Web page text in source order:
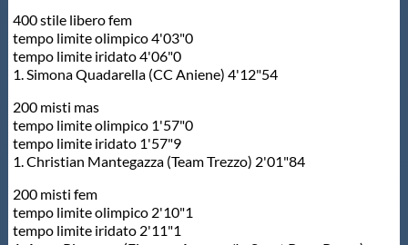
400 stile libero fem
tempo limite olimpico 4'03"0
tempo limite iridato 4'06"0
1. Simona Quadarella (CC Aniene) 4'12"54
200 misti mas
tempo limite olimpico 1'57"0
tempo limite iridato 1'57"9
1. Christian Mantegazza (Team Trezzo) 2'01"84
200 misti fem
tempo limite olimpico 2'10"1
tempo limite iridato 2'11"1